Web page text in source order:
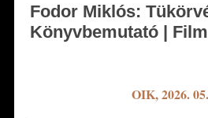
Fodor Miklós:
Könyvbemutató |
OIK, 2026.